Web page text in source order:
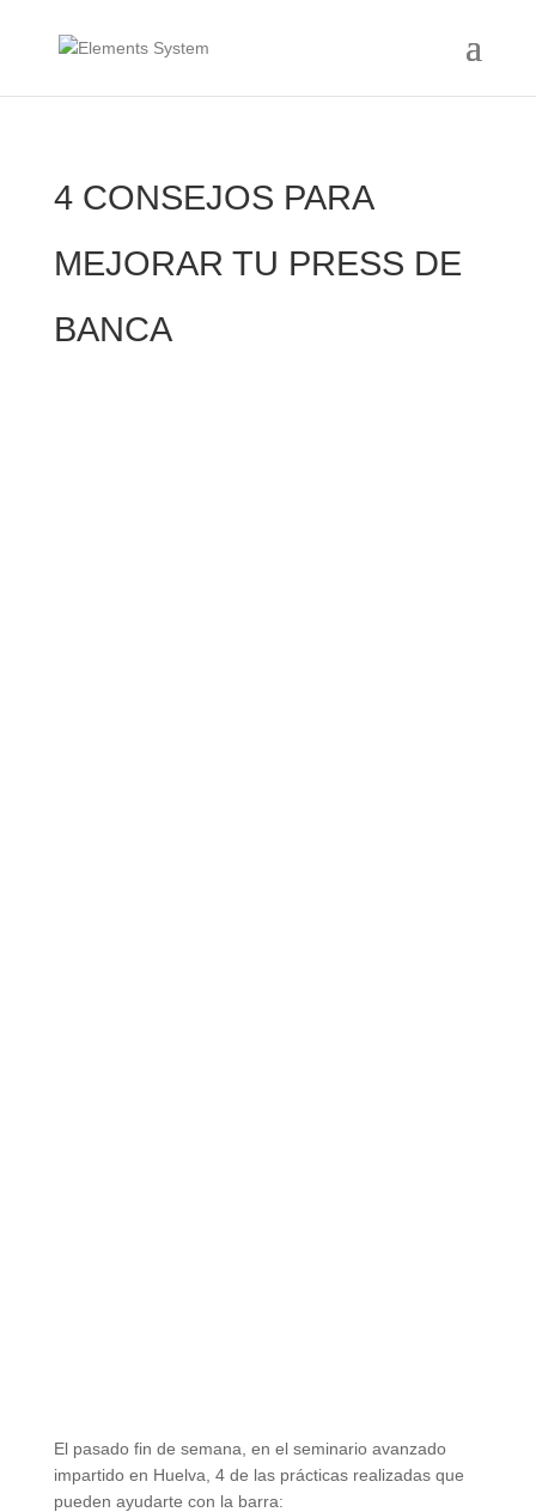
4 CONSEJOS PARA
MEJORAR TU PRESS DE
BANCA
El pasado fin de semana, en el seminario avanzado
impartido en Huelva, 4 de las prácticas realizadas que
pueden ayudarte con la barra: